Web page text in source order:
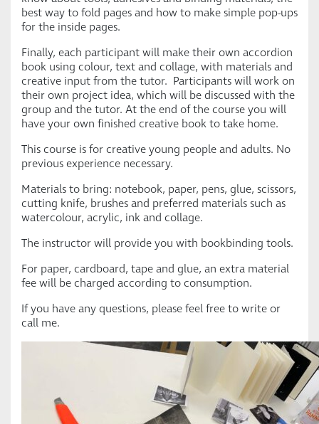
best way to fold pages and how to make simple pop-ups
for the inside pages.
Finally, each participant will make their own accordion
book using colour, text and collage, with materials and
creative input from the tutor. Participants will work on
their own project idea, which will be discussed with the
group and the tutor. At the end of the course you will
have your own finished creative book to take home.
This course is for creative young people and adults. No
previous experience necessary.
Materials to bring: notebook, paper, pens, glue, scissors,
cutting knife, brushes and preferred materials such as
watercolour, acrylic, ink and collage.
The instructor will provide you with bookbinding tools.
For paper, cardboard, tape and glue, an extra material
fee will be charged according to consumption.
If you have any questions, please feel free to write or
call me.